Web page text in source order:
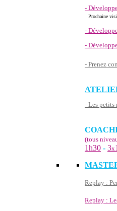
-
Prochaine
-
-
- Prenez
- Les petits
(tous
1h30 - 3x
Replay :
Replay :